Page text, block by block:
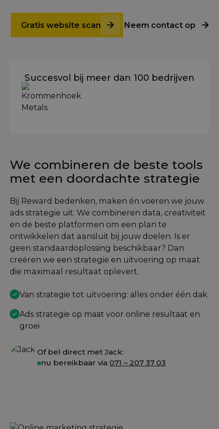
Gratis website scan Neem contact op
Succesvol bij meer dan 100 bedrijven
We combineren de beste tools
met een doordachte strategie
Bij Reward bedenken, maken én voeren we jouw
ads strategie uit. We combineren data, creativiteit
en de beste platformen om een plan te
ontwikkelen dat aansluit bij jouw doelen. Is er
geen standaardoplossing beschikbaar? Dan
creëren we een strategie en uitvoering op maat
die maximaal resultaat oplevert.
Van strategie tot uitvoering: alles onder één dak
Ads strategie op maat voor online resultaat en
groei
Of bel direct met Jack:
nu bereikbaar via 071 – 207 37 03